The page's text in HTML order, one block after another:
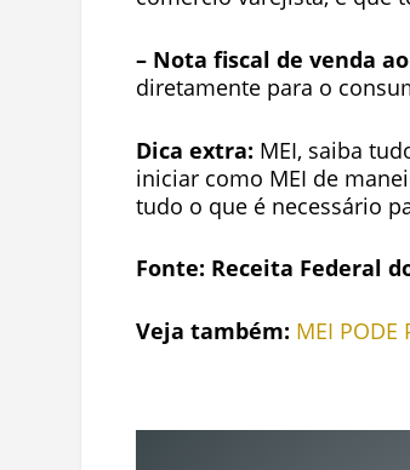
– Nota fiscal de venda
diretamente para o
Dica extra: MEI, saiba
iniciar como MEI de
tudo o que é necessário
Fonte: Receita Federal
Veja também: MEI PODE